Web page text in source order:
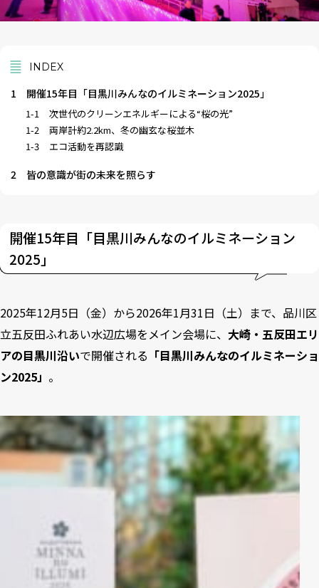
INDEX
1 開催15年目「目黒川みんなのイルミネーション2025」
1-1
次世代のクリーンエネルギーによる“桜の光”
1-2
両岸計約2.2km、冬の幽玄な桜並木
1-3
エコ活動を再認識
2 皆の意識が街の未来を照らす
開催15年目「目黒川みんなのイルミネーション
2025」
2025年12月5日（金）から2026年1月31日（土）まで、品川区
立五反田ふれあい水辺広場をメイン会場に、 大崎・五反田エリ
アの目黒川沿いで開催される 「目黒川みんなのイルミネーショ
ン2025」 。